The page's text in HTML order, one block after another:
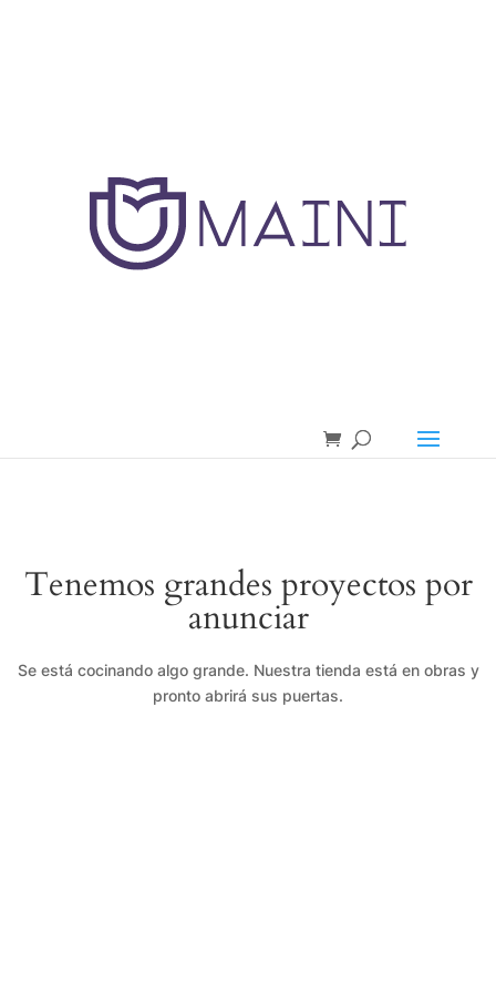
Tenemos grandes proyectos por
anunciar
Se está cocinando algo grande. Nuestra tienda está en obras y
pronto abrirá sus puertas.